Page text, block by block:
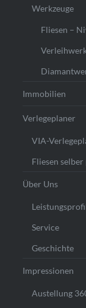
Werkzeuge
Fliesen –
Immobilien
Verlegeplaner
VIA-
Fliesen selber
Über Uns
Service
Geschichte
Impressionen
Austellung